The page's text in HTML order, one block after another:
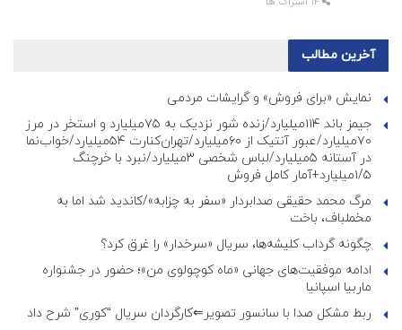
آخرین مطالب
نمایش «برای فروش» و گرایشات مردمی
جیمز باند ۱۱۴میلیارد/زنده شور نزدیک به ۷۵میلیارد و استخر در مرز
۷۰میلیارد/عبور آنتیک از ۶۰میلیارد/تهران‌کنارت ۵۴میلیارد/خواب‌نما
در آستانه ۵میلیارد/لباس شخصی ۳میلیارد/نبرد با خرچنگ
۱/۵میلیارد+آمار کامل فروش
مرگ محمد حقیقی صدابردار «سفر به چزابه»/کاندید شد اما به
مخملباف، باخت
چگونه گرداب کلیشه‌ها، سریال «سرخدار» را غرق کرد؟
ادامه موفقیت‌های جهانی «ماه کوچولوی من»؛ حضور در جشنواره
ماربیا اسپانیا
ربط مشکل صدا با سانسور تصویر⇐کارگردان سریال “کوری” شرح داد